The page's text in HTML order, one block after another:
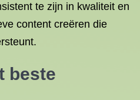
te zijn in kwaliteit en
content creëren die
beste